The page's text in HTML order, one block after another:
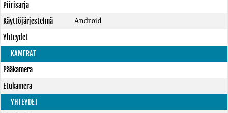
Piirisarja
Käyttöjärjestelmä
Android
Yhteydet
KAMERAT
Pääkamera
Etukamera
YHTEYDET